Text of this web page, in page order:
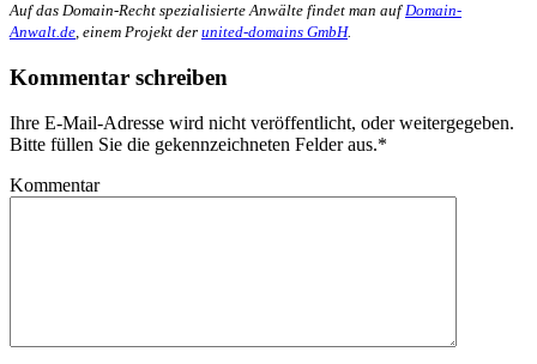
Auf das Domain-Recht spezialisierte Anwälte findet man auf Domain-
Anwalt.de , einem Projekt der united-domains GmbH.
Kommentar schreiben
Ihre E-Mail-Adresse wird nicht veröffentlicht, oder weitergegeben.
Bitte füllen Sie die gekennzeichneten Felder aus.*
Kommentar